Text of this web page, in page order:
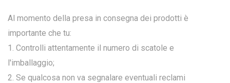
Al momento della presa in consegna dei prodotti è
importante che tu:
1. Controlli attentamente il numero di scatole e
l'imballaggio;
2. Se qualcosa non va segnalare eventuali reclami